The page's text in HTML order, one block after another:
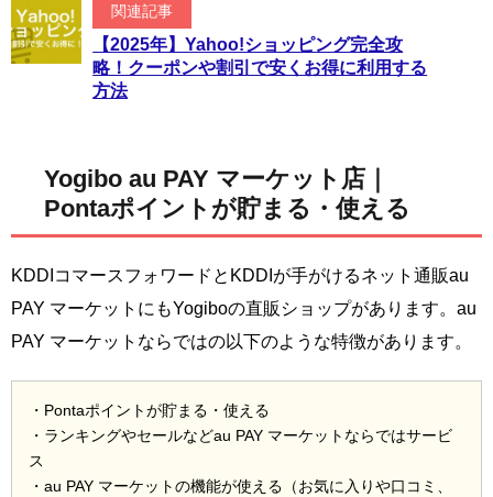
関連記事
【2025年】Yahoo!ショッピング完全攻
略！クーポンや割引で安くお得に利用する
方法
Yogibo au PAY マーケット店｜
Pontaポイントが貯まる・使える
KDDIコマースフォワードとKDDIが手がけるネット通販au
PAY マーケットにもYogiboの直販ショップがあります。au
PAY マーケットならではの以下のような特徴があります。
・Pontaポイントが貯まる・使える
・ランキングやセールなどau PAY マーケットならではサービ
ス
・au PAY マーケットの機能が使える（お気に入りや口コミ、